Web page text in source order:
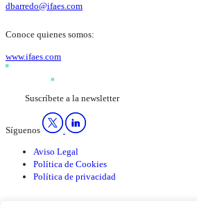
dbarredo@ifaes.com
Conoce quienes somos:
www.ifaes.com
Suscríbete a la newsletter
Síguenos
Aviso Legal
Política de Cookies
Política de privacidad